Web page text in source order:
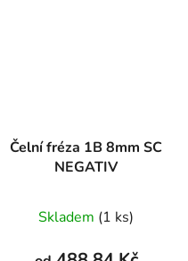
Čelní fréza 1B 8mm SC
NEGATIV
Skladem (1 ks)